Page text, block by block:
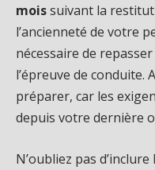
moissuivant la
l’ancienneté de votre
nécessaire de
l’épreuve de conduite.
préparer, car les
depuis votre dernière
N’oubliez pas